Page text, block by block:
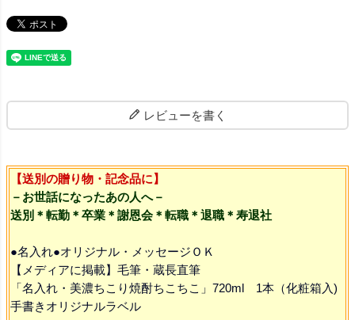
レビューを書く
【送別の贈り物・記念品に】
－お世話になったあの人へ－
送別＊転勤＊卒業＊謝恩会＊転職＊退職＊寿退社
●名入れ●オリジナル・メッセージＯＫ
【メディアに掲載】毛筆・蔵長直筆
「名入れ・美濃ちこり焼酎ちこちこ」720ml 1本（化粧箱入)
手書きオリジナルラベル